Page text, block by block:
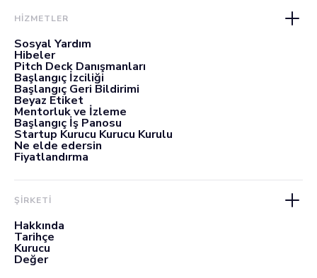
HİZMETLER
Sosyal Yardım
Hibeler
Pitch Deck Danışmanları
Başlangıç İzciliği
Başlangıç Geri Bildirimi
Beyaz Etiket
Mentorluk ve İzleme
Başlangıç İş Panosu
Startup Kurucu Kurucu Kurulu
Ne elde edersin
Fiyatlandırma
ŞİRKETİ
Hakkında
Tarihçe
Kurucu
Değer